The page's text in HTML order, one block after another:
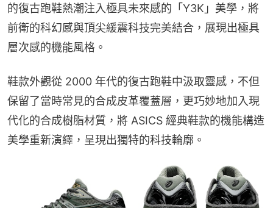
的復古跑鞋熱潮注入極具未來感的「Y3K」美學，將
前衛的科幻感與頂尖緩震科技完美結合，展現出極具
層次感的機能風格。
鞋款外觀從 2000 年代的復古跑鞋中汲取靈感，不但
保留了當時常見的合成皮革覆蓋層，更巧妙地加入現
代化的合成樹脂材質，將 ASICS 經典鞋款的機能構造
美學重新演繹，呈現出獨特的科技輪廓。